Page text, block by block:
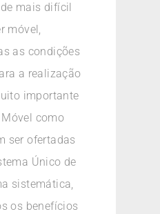
mais difícil
móvel,
as condições
a realização
importante
como
ser ofertadas
Único de
sistemática,
os benefícios